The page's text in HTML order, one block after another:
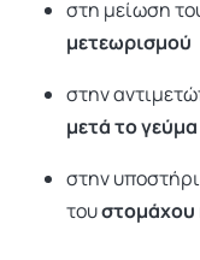
στη μείωση
μετεωρισμού
στην
μετά το γεύμα
στην
τουστομάχου